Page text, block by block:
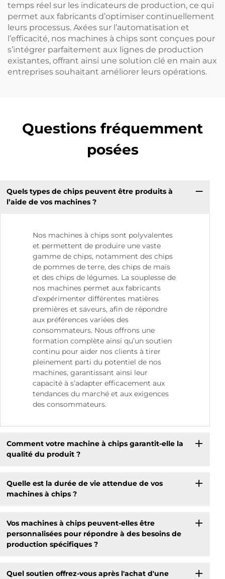
temps réel sur les indicateurs de production, ce qui
permet aux fabricants d’optimiser continuellement
leurs processus. Axées sur l’automatisation et
l’efficacité, nos machines à chips sont conçues pour
s’intégrer parfaitement aux lignes de production
existantes, offrant ainsi une solution clé en main aux
entreprises souhaitant améliorer leurs opérations.
Questions fréquemment
posées
Quels types de chips peuvent être produits à
l’aide de vos machines ?
Nos machines à chips sont polyvalentes
et permettent de produire une vaste
gamme de chips, notamment des chips
de pommes de terre, des chips de maïs
et des chips de légumes. La souplesse de
nos machines permet aux fabricants
d’expérimenter différentes matières
premières et saveurs, afin de répondre
aux préférences variées des
consommateurs. Nous offrons une
formation complète ainsi qu’un soutien
continu pour aider nos clients à tirer
pleinement parti du potentiel de nos
machines, garantissant ainsi leur
capacité à s’adapter efficacement aux
tendances du marché et aux exigences
des consommateurs.
Comment votre machine à chips garantit-elle la
qualité du produit ?
Quelle est la durée de vie attendue de vos
machines à chips ?
Vos machines à chips peuvent-elles être
personnalisées pour répondre à des besoins de
production spécifiques ?
Quel soutien offrez-vous après l'achat d'une